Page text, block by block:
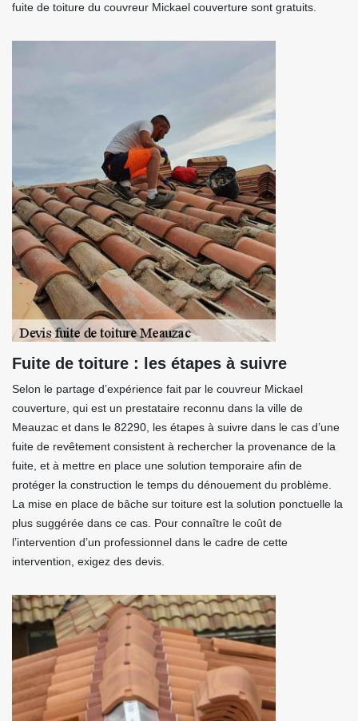
fuite de toiture du couvreur Mickael couverture sont gratuits.
Fuite de toiture : les étapes à suivre
Selon le partage d’expérience fait par le couvreur Mickael
couverture, qui est un prestataire reconnu dans la ville de
Meauzac et dans le 82290, les étapes à suivre dans le cas d’une
fuite de revêtement consistent à rechercher la provenance de la
fuite, et à mettre en place une solution temporaire afin de
protéger la construction le temps du dénouement du problème.
La mise en place de bâche sur toiture est la solution ponctuelle la
plus suggérée dans ce cas. Pour connaître le coût de
l’intervention d’un professionnel dans le cadre de cette
intervention, exigez des devis.